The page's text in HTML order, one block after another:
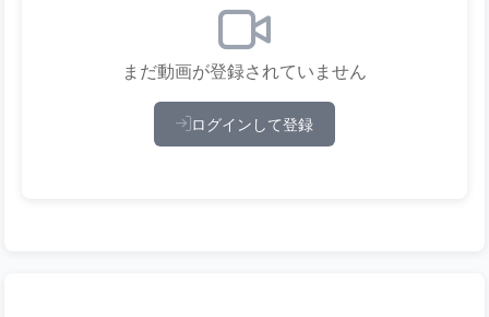
まだ動画が登録されていません
ログインして登録